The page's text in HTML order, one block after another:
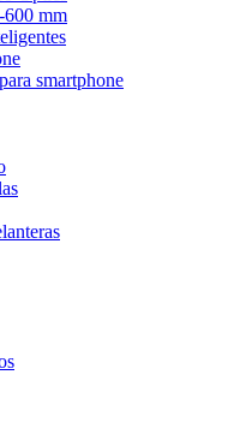
600 mm
smartphone